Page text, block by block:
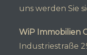
uns werden Sie
WiP Immobilien
Industriestraße